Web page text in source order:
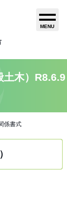
MENU
木）R8.6.9
係書式